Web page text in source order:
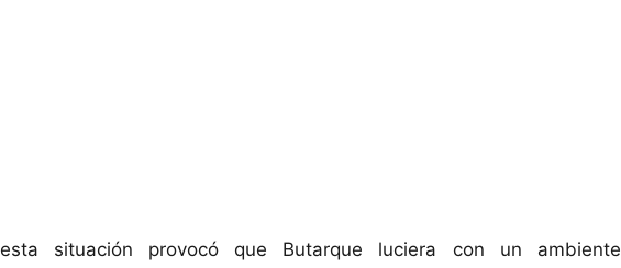
situación provocó que Butarque luciera con un ambiente